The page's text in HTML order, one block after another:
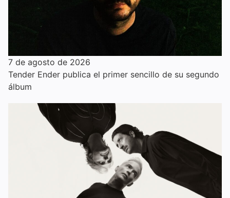
7 de agosto de 2026
Tender Ender publica el primer sencillo de su segundo
álbum